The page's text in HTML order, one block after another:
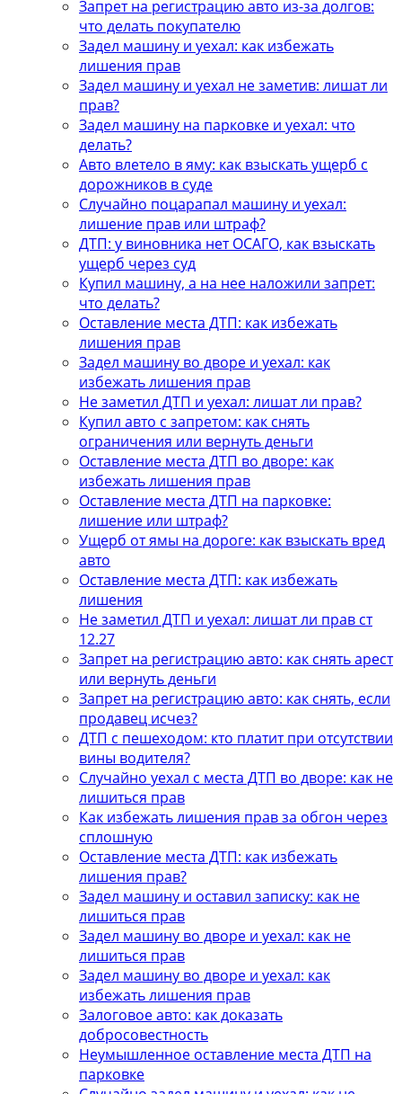
Запрет на регистрацию авто из-за долгов:
что делать покупателю
Задел машину и уехал: как избежать
лишения прав
Задел машину и уехал не заметив: лишат ли
прав?
Задел машину на парковке и уехал: что
делать?
Авто влетело в яму: как взыскать ущерб с
дорожников в суде
Случайно поцарапал машину и уехал:
лишение прав или штраф?
ДТП: у виновника нет ОСАГО, как взыскать
ущерб через суд
Купил машину, а на нее наложили запрет:
что делать?
Оставление места ДТП: как избежать
лишения прав
Задел машину во дворе и уехал: как
избежать лишения прав
Не заметил ДТП и уехал: лишат ли прав?
Купил авто с запретом: как снять
ограничения или вернуть деньги
Оставление места ДТП во дворе: как
избежать лишения прав
Оставление места ДТП на парковке:
лишение или штраф?
Ущерб от ямы на дороге: как взыскать вред
авто
Оставление места ДТП: как избежать
лишения
Не заметил ДТП и уехал: лишат ли прав ст
12.27
Запрет на регистрацию авто: как снять арест
или вернуть деньги
Запрет на регистрацию авто: как снять, если
продавец исчез?
ДТП с пешеходом: кто платит при отсутствии
вины водителя?
Случайно уехал с места ДТП во дворе: как не
лишиться прав
Как избежать лишения прав за обгон через
сплошную
Оставление места ДТП: как избежать
лишения прав?
Задел машину и оставил записку: как не
лишиться прав
Задел машину во дворе и уехал: как не
лишиться прав
Задел машину во дворе и уехал: как
избежать лишения прав
Залоговое авто: как доказать
добросовестность
Неумышленное оставление места ДТП на
парковке